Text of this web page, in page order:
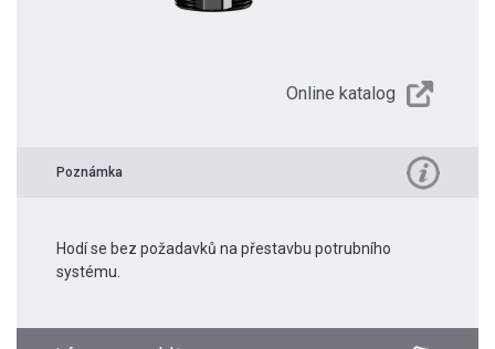
Online katalog
Poznámka
Hodí se bez požadavků na přestavbu potrubního
systému.